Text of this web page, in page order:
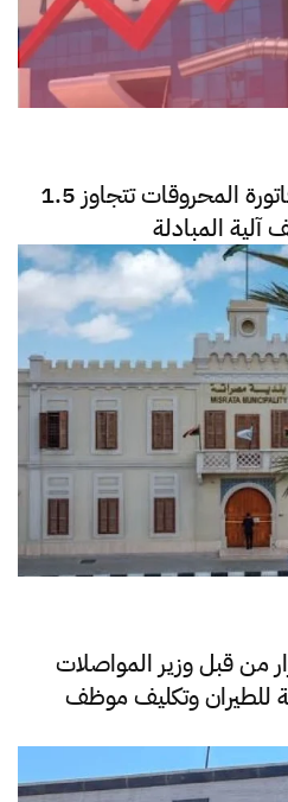
خاص.. مصادر لصدى: فاتورة المحروقات تتجاوز 1.5
آلية المبادلة
من قبل وزير المواصلات
للطيران وتكليف موظف